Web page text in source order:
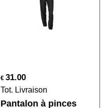
€ 31.00
Tot. Livraison
Pantalon à pinces